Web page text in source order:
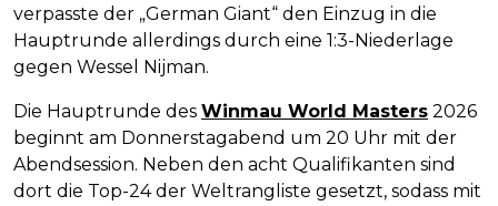
verpasste der „German Giant“ den Einzug in die
Hauptrunde allerdings durch eine 1:3-Niederlage
gegen Wessel Nijman.
Die Hauptrunde des Winmau World Masters 2026
beginnt am Donnerstagabend um 20 Uhr mit der
Abendsession. Neben den acht Qualifikanten sind
dort die Top-24 der Weltrangliste gesetzt, sodass mit